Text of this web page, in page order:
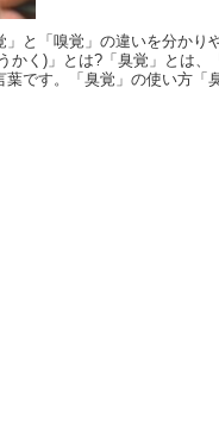
」と「嗅覚」の違いを分かり
かく)」とは?「臭覚」とは、
です。「臭覚」の使い方「